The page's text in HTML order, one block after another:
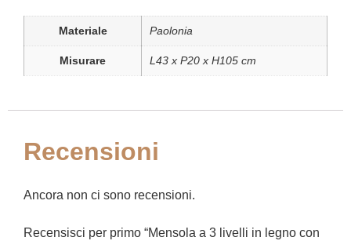
Materiale Paolonia
Misurare L43 x P20 x H105 cm
Recensioni
Ancora non ci sono recensioni.
Recensisci per primo “Mensola a 3 livelli in legno con